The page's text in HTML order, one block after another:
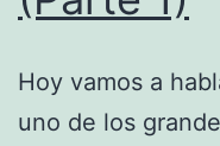
Hoy vamos a
uno de los